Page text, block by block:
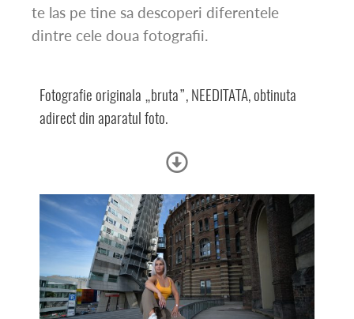
te las pe tine sa descoperi diferentele
dintre cele doua fotografii.
Fotografie originala „bruta”, NEEDITATA, obtinuta
adirect din aparatul foto.